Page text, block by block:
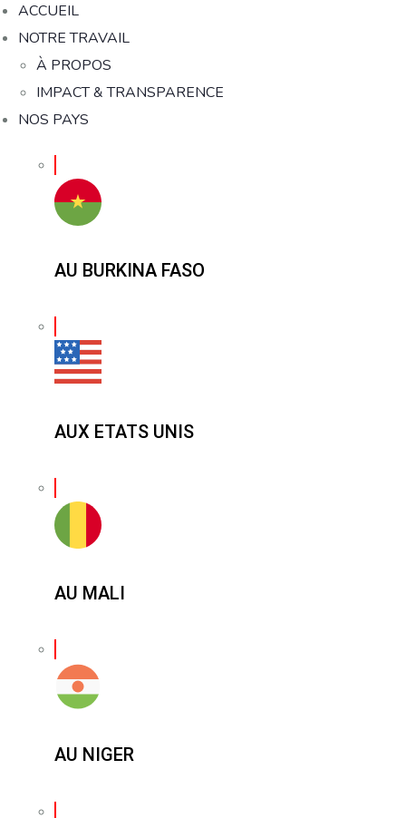
ACCUEIL
NOTRE TRAVAIL
À PROPOS
IMPACT & TRANSPARENCE
NOS PAYS
AU BURKINA FASO
AUX ETATS UNIS
AU MALI
AU NIGER